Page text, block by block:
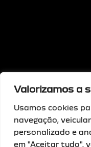
Valorizamos a
Usamos cookies
navegação,
personalizado e
em "Aceitar tudo",
© Copyright -
Livro de
de Litígios